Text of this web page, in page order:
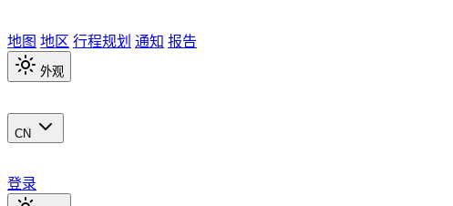
地图 地区 行程规划 通知 报告
外观
CN
登录